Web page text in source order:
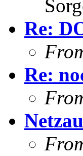
Re:
Re: